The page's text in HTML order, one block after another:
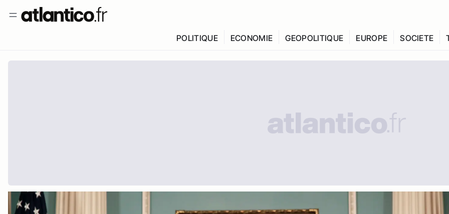
POLITIQUE ECONOMIE GEOPOLITIQUE EUROPE SOCIETE